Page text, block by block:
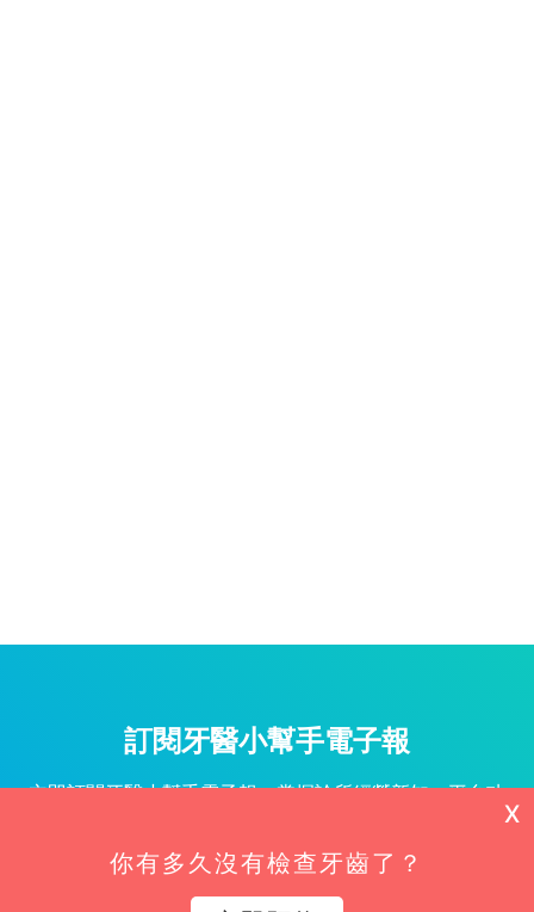
訂閱牙醫小幫手電子報
立即訂閱牙醫小幫手電子報，掌握診所經營新知、平台功
你有多久沒有檢查牙齒了？
X